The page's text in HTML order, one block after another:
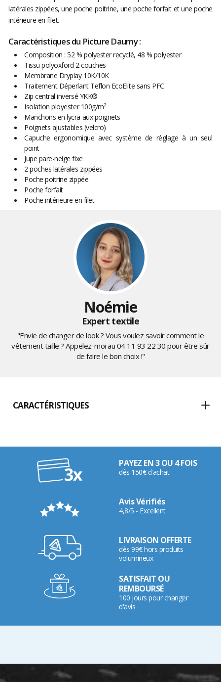
latérales zippées, une poche poitrine, une poche forfait et une poche
intérieure en filet.
Caractéristiques du Picture Daumy :
Composition : 52 % polyester recyclé, 48 % polyester
Tissu polyoxford 2 couches
Membrane Dryplay 10K/10K
Traitement Déperlant Teflon EcoElite sans PFC
Zip central inversé YKK®
Isolation ployester 100g/m²
Manchons en lycra aux poignets
Poignets ajustables (velcro)
Capuche ergonomique avec système de réglage à un seul
point
Jupe pare-neige fixe
2 poches latérales zippées
Poche poitrine zippée
Poche forfait
Poche intérieure en filet
Noémie
Expert textile
"Envie de changer de look ? Vous voulez savoir comment le
vêtement taille ? Appelez-moi au 04 11 93 22 30 pour être sûr
de faire le bon choix !"
CARACTÉRISTIQUES
PAYEZ EN 3 OU 4 FOIS
dès 150€ d'achat
Avis Vérifiés
4,8/5 - Excellent
LIVRAISON OFFERTE
dès 99€ hors produits
volumineux
SATISFAIT OU
REMBOURSÉ
100 jours pour changer
d'avis